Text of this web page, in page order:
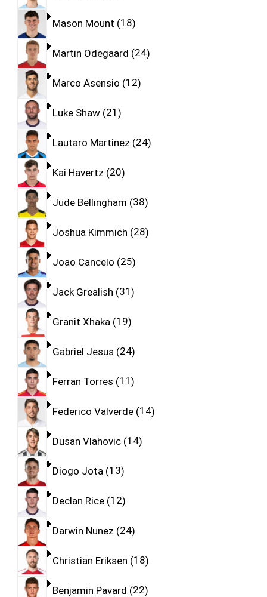
Mason Mount 18
Martin Odegaard 24
Marco Asensio 12
Luke Shaw 21
Lautaro Martinez 24
Kai Havertz 20
Jude Bellingham 38
Joshua Kimmich 28
Joao Cancelo 25
Jack Grealish 31
Granit Xhaka 19
Gabriel Jesus 24
Ferran Torres 11
Federico Valverde 14
Dusan Vlahovic 14
Diogo Jota 13
Declan Rice 12
Darwin Nunez 24
Christian Eriksen 18
Benjamin Pavard 22